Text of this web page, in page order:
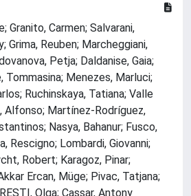
Granito, Carmen; Salvarani,
Grima, Reuben; Marcheggiani,
Petja; Daldanise, Gaia;
Tommasina; Menezes, Marluci;
Ruchinskaya, Tatiana; Valle
Alfonso; Martínez-Rodríguez,
Nasya, Bahanur; Fusco,
Rescigno; Lombardi, Giovanni;
Robert; Karagoz, Pinar;
Ercan, Müge; Pivac, Tatjana;
Olga; Cassar, Antony